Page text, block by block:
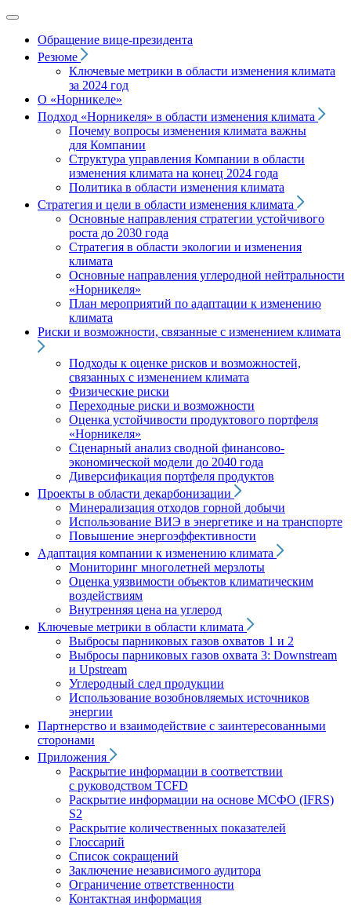
Обращение вице‑президента
Резюме
Ключевые метрики в области изменения климата
за 2024 год
О «Норникеле»
Подход «Норникеля» в области изменения климата
Почему вопросы изменения климата важны
для Компании
Структура управления Компании в области
изменения климата на конец 2024 года
Политика в области изменения климата
Стратегия и цели в области изменения климата
Основные направления стратегии устойчивого
роста до 2030 года
Стратегия в области экологии и изменения
климата
Основные направления углеродной нейтральности
«Норникеля»
План мероприятий по адаптации к изменению
климата
Риски и возможности, связанные с изменением климата
Подходы к оценке рисков и возможностей,
связанных с изменением климата
Физические риски
Переходные риски и возможности
Оценка устойчивости продуктового портфеля
«Норникеля»
Сценарный анализ сводной финансово-
экономической модели до 2040 года
Диверсификация портфеля продуктов
Проекты в области декарбонизации
Минерализация отходов горной добычи
Использование ВИЭ в энергетике и на транспорте
Повышение энергоэффективности
Адаптация компании к изменению климата
Мониторинг многолетней мерзлоты
Оценка уязвимости объектов климатическим
воздействиям
Внутренняя цена на углерод
Ключевые метрики в области климата
Выбросы парниковых газов охватов 1 и 2
Выбросы парниковых газов охвата 3: Downstream
и Upstream
Углеродный след продукции
Использование возобновляемых источников
энергии
Партнерство и взаимодействие с заинтересованными
сторонами
Приложения
Раскрытие информации в соответствии
с руководством TCFD
Раскрытие информации на основе МСФО (IFRS)
S2
Раскрытие количественных показателей
Глоссарий
Список сокращений
Заключение независимого аудитора
Ограничение ответственности
Контактная информация